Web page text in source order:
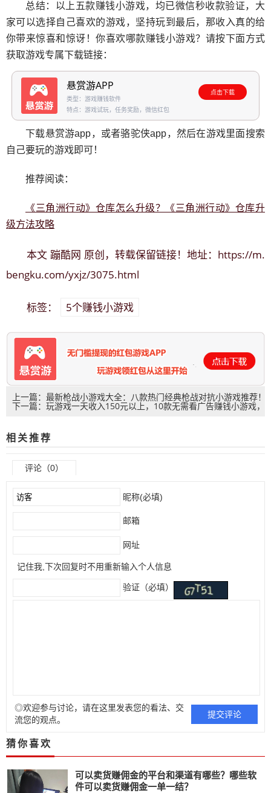
总结：以上五款赚钱小游戏，均已微信秒收款验证，大
家可以选择自己喜欢的游戏，坚持玩到最后，那收入真的给
你带来惊喜和惊讶！你喜欢哪款赚钱小游戏？请按下面方式
获取游戏专属下载链接：
悬赏游APP
类型：游戏赚钱软件
特点：游戏试玩，任务奖励，微信红包
点击下载
下载悬赏游app，或者骆驼侠app，然后在游戏里面搜索
自己要玩的游戏即可！
推荐阅读：
《三角洲行动》仓库怎么升级？《三角洲行动》仓库升
级方法攻略
本文 蹦酷网 原创，转载保留链接！地址： https://m.
bengku.com/yxjz/3075.html
标签： 5个赚钱小游戏
上一篇：最新枪战小游戏大全：八款热门经典枪战对抗小游戏推荐！
什么枪战小游戏最好玩？
下一篇：玩游戏一天收入150元以上，10款无需看广告赚钱小游戏，
相关推荐
评论（0）
昵称(必填)
邮箱
网址
记住我,下次回复时不用重新输入个人信息
验证（必填）
◎欢迎参与讨论，请在这里发表您的看法、交
流您的观点。
猜你喜欢
可以卖货赚佣金的平台和渠道有哪些？哪些软
件可以卖货赚佣金一单一结？